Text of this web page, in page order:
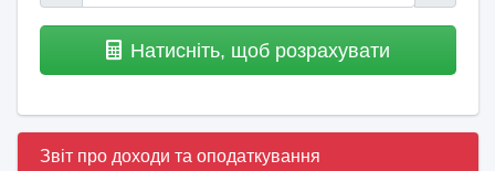
Натисніть, щоб розрахувати
Звіт про доходи та оподаткування